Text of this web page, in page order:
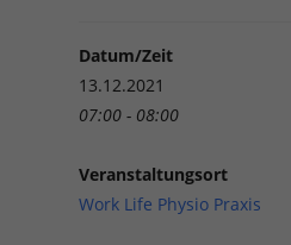
Datum/Zeit
13.12.2021
07:00 - 08:00
Veranstaltungsort
Work Life Physio Praxis